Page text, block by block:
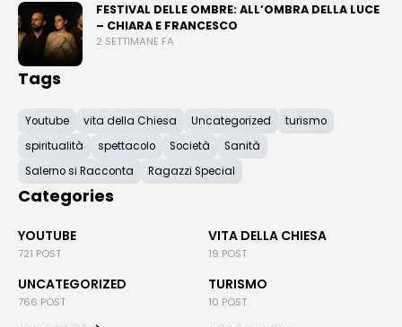
FESTIVAL DELLE OMBRE: ALL’OMBRA DELLA LUCE
– CHIARA E FRANCESCO
2 SETTIMANE FA
Tags
Youtube vita della Chiesa Uncategorized
turismo
spiritualità
spettacolo Società
Sanità
Salerno si Racconta
Ragazzi Special
Categories
YOUTUBE
721 POST
VITA DELLA CHIESA
19 POST
UNCATEGORIZED
766 POST
TURISMO
10 POST